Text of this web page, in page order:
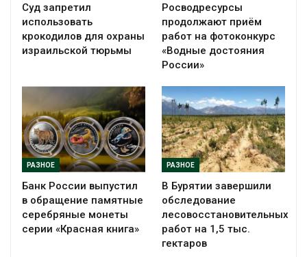
Суд запретил
использовать
крокодилов для охраны
израильской тюрьмы
Росводресурсы
продолжают приём
работ на фотоконкурс
«Водные достояния
России»
РАЗНОЕ
Банк России выпустил
в обращение памятные
серебряные монеты
серии «Красная книга»
РАЗНОЕ
В Бурятии завершили
обследование
лесовосстановительных
работ на 1,5 тыс.
гектаров